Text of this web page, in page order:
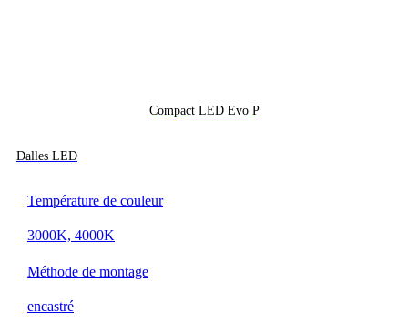
Compact LED Evo P
Dalles LED
Température de couleur
3000K, 4000K
Méthode de montage
encastré